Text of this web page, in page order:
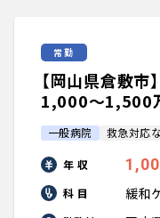
常勤
【岡山県倉敷市
1,000〜1,500
一般病院 救急対応
年 収
科 目 緩和